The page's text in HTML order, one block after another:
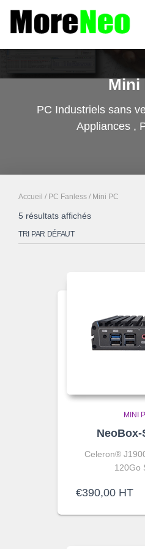
Mini
PC Industriels sans
Appliances ,
Accueil / PC Fanless / Mini PC
5 résultats affichés
MINI
NeoBox-
Celeron®
120Go
€390,00 HT